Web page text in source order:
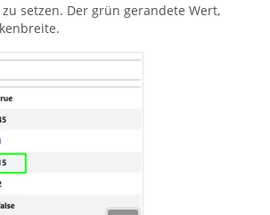
setzen. Der grün gerandete Wert,